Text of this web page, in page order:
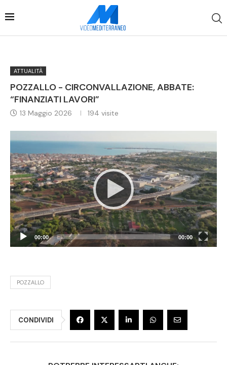
ATTUALITÀ
POZZALLO - CIRCONVALLAZIONE, ABBATE:
“FINANZIATI LAVORI”
13 Maggio 2026 194 visite
Player
00:00 00:00
POZZALLO
CONDIVIDI